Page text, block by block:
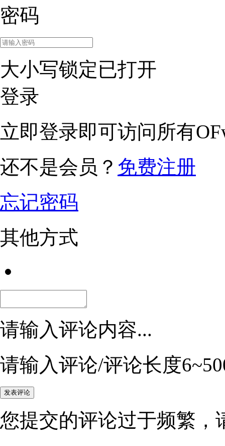
密码
大小写锁定已打开
登录
立即登录即可访问所有
还不是会员？ 免费注册
忘记密码
其他方式
请输入评论内容...
请输入评论/评论长度
您提交的评论过于频繁，